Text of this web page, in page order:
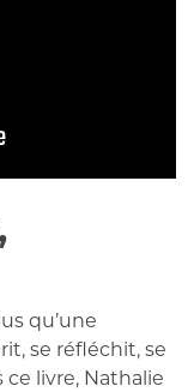
qu’une
se réfléchit, se
ce livre, Nathalie